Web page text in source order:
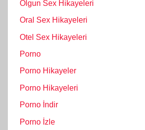
Olgun Sex Hikayeleri
Oral Sex Hikayeleri
Otel Sex Hikayeleri
Porno
Porno Hikayeler
Porno Hikayeleri
Porno İndir
Porno İzle